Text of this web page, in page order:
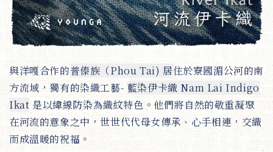
與洋嘎合作的普傣族（Phou Tai) 居住於寮國湄公河的南
方流域，獨有的染織工藝- 藍染伊卡織 Nam Lai Indigo
Ikat 是以緯線防染為織紋特色。他們將自然的敬重凝聚
在河流的意象之中，世世代代母女傳承、心手相連，交織
而成溫暖的祝福。